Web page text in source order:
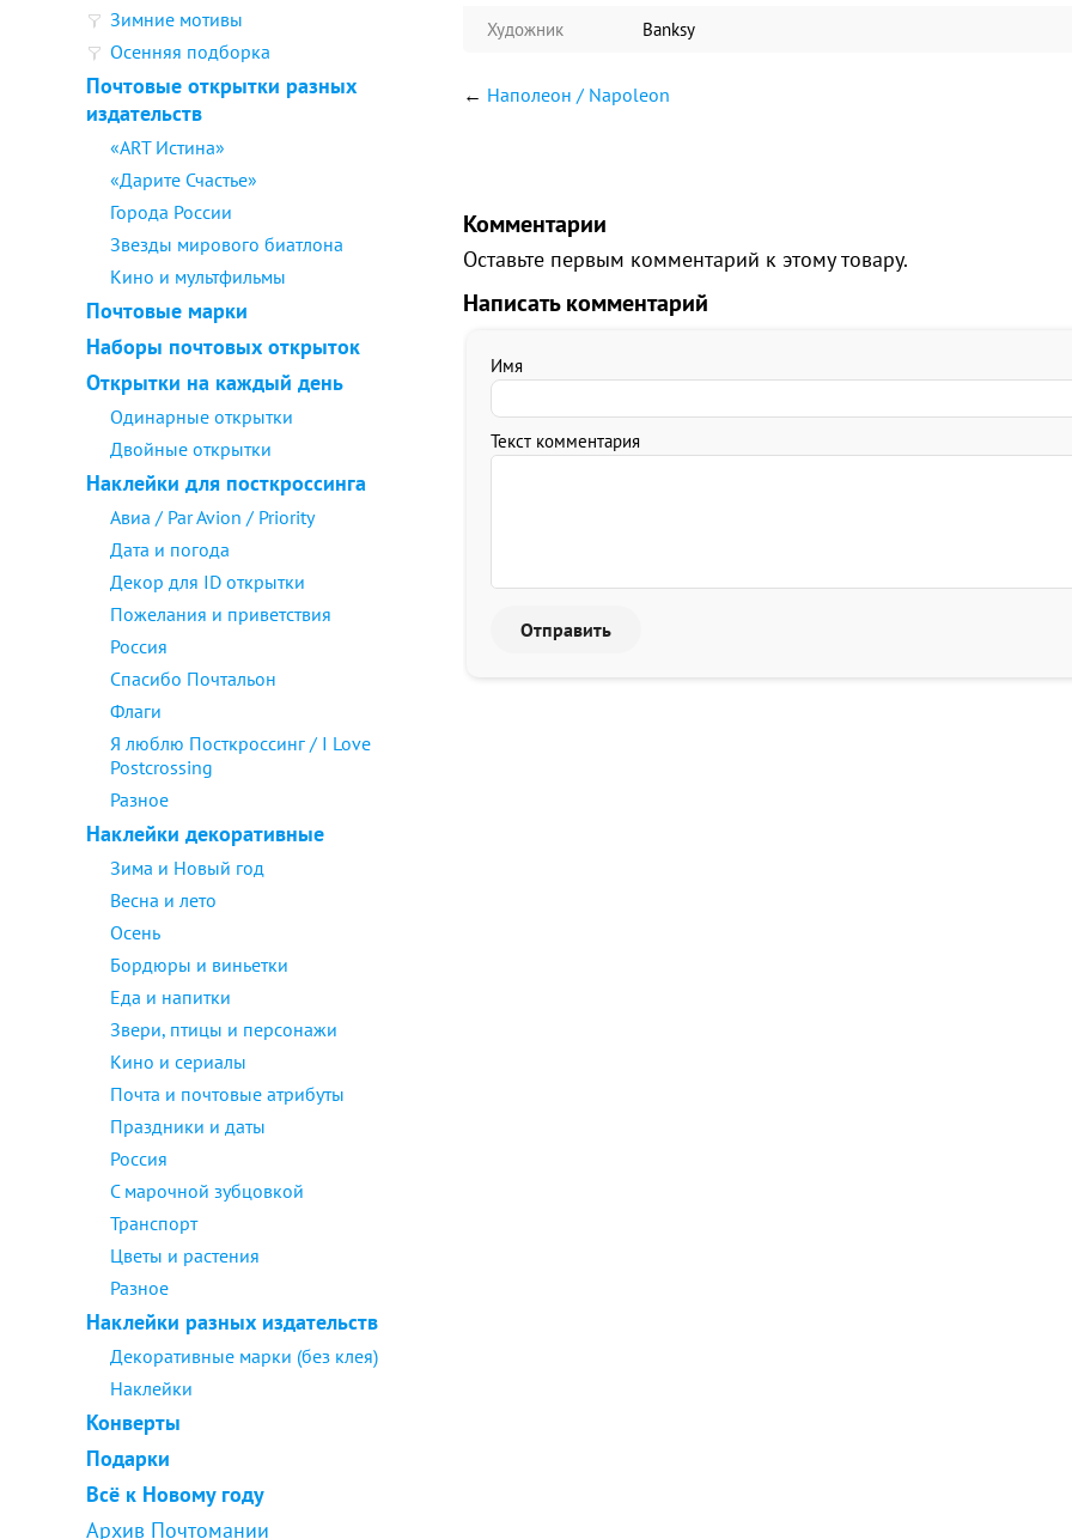
Зимние мотивы
Осенняя подборка
Почтовые открытки разных
издательств
«ART Истина»
«Дарите Счастье»
Города России
Звезды мирового биатлона
Кино и мультфильмы
Почтовые марки
Наборы почтовых открыток
Открытки на каждый день
Одинарные открытки
Двойные открытки
Наклейки для посткроссинга
Авиа / Par Avion / Priority
Дата и погода
Декор для ID открытки
Пожелания и приветствия
Россия
Спасибо Почтальон
Флаги
Я люблю Посткроссинг / I Love
Postcrossing
Разное
Наклейки декоративные
Зима и Новый год
Весна и лето
Осень
Бордюры и виньетки
Еда и напитки
Звери, птицы и персонажи
Кино и сериалы
Почта и почтовые атрибуты
Праздники и даты
Россия
С марочной зубцовкой
Транспорт
Цветы и растения
Разное
Наклейки разных издательств
Декоративные марки (без клея)
Наклейки
Конверты
Подарки
Всё к Новому году
Архив Почтомании
Художник Banksy
← Наполеон / Napoleon
Комментарии
Оставьте первым комментарий к этому товару.
Написать комментарий
Имя
Текст комментария